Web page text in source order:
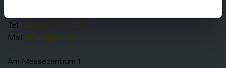
Tel: +43 662 24 04 83
Mail: smart@mzs.at
Am Messezentrum 1